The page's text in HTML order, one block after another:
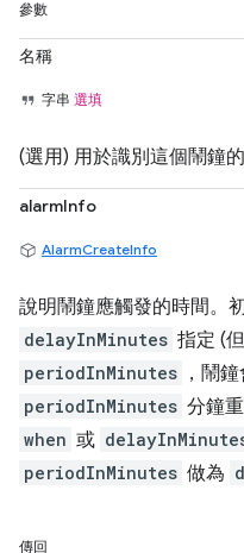
參數
名稱
字串 選填
(選用) 用於識別這個鬧鐘
alarmInfo
AlarmCreateInfo
說明鬧鐘應觸發的時間。
delayInMinutes 指定 (
periodInMinutes ，鬧
periodInMinutes 分鐘
when 或
periodInMinutes 做為
傳回